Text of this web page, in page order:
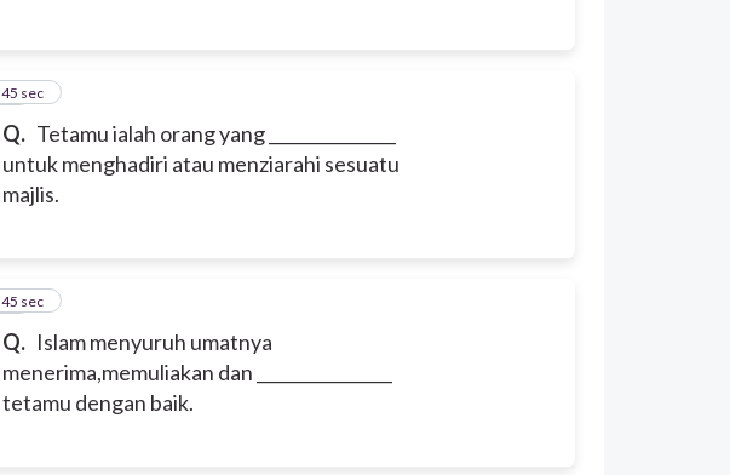
Q. Tetamu ialah orang yang _______________
untuk menghadiri atau menziarahi sesuatu
majlis.
14
45 sec
Q. Islam menyuruh umatnya
menerima,memuliakan dan ________________
tetamu dengan baik.
15
45 sec